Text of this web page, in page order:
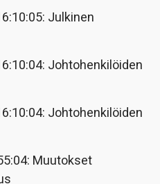
Julkinen
Johtohenkilöiden
Johtohenkilöiden
Muutokset